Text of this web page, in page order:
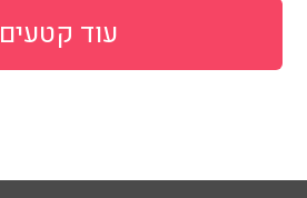
עוד קטעים